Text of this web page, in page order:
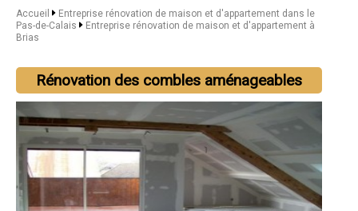
Accueil
Entreprise rénovation de maison et d'appartement dans le
Pas-de-Calais
Entreprise rénovation de maison et d'appartement à
Brias
Rénovation des combles aménageables